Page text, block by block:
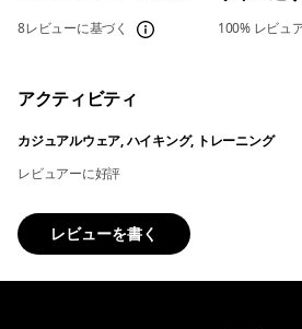
8レビューに基づく 100% レビュ
アクティビティ
カジュアルウェア, ハイキング, トレーニング
レビュアーに好評
レビューを書く